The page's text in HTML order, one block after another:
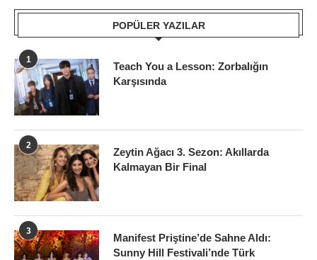
POPÜLER YAZILAR
1
Teach You a Lesson: Zorbalığın
Karşısında
2
Zeytin Ağacı 3. Sezon: Akıllarda
Kalmayan Bir Final
3
Manifest Priştine’de Sahne Aldı:
Sunny Hill Festivali’nde Türk